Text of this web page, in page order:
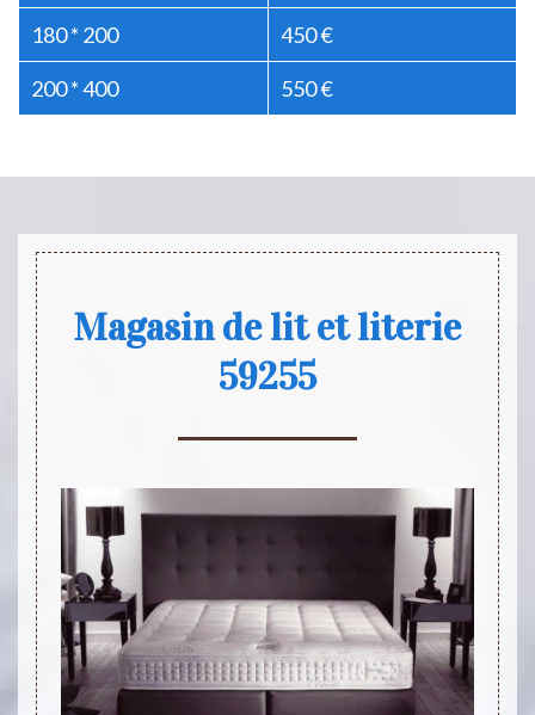
180 * 200 450 €
200 * 400 550 €
Magasin de lit et literie
59255